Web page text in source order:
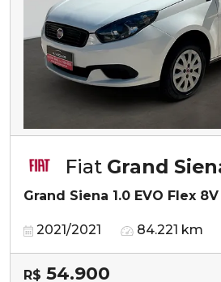
Fiat Grand
Grand Siena 1.0 EVO Flex
2021/2021 84.221 km
R$ 54.900